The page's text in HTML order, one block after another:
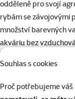
Souhlas s cookies
Proč potřebujeme
odděleně pro svojí
rybám se závojovými
množství barevných
akváriu bez
Sety byly navrženy v
Každý set má
segment zákazníků.
Velikost: 13,5 x 13,5 x